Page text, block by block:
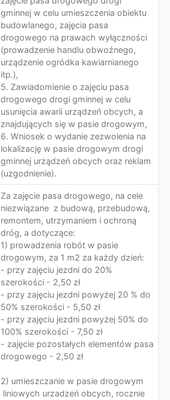
gminnej w celu umieszczenia obiektu
budowlanego, zajęcia pasa
drogowego na prawach wyłączności
(prowadzenie handlu obwoźnego,
urządzenie ogródka kawiarnianego
itp.),
5. Zawiadomienie o zajęciu pasa
drogowego drogi gminnej w celu
usunięcia awarii urządzeń obcych, a
znajdujących się w pasie drogowym,
6. Wniosek o wydanie zezwolenia na
lokalizację w pasie drogowym drogi
gminnej urządzeń obcych oraz reklam
(uzgodnienie).
Za zajęcie pasa drogowego, na cele
niezwiązane z budową, przebudową,
remontem, utrzymaniem i ochroną
dróg, a dotyczące:
1) prowadzenia robót w pasie
drogowym, za 1 m2 za każdy dzień:
- przy zajęciu jezdni do 20%
szerokości - 2,50 zł
- przy zajęciu jezdni powyżej 20 % do
50% szerokości - 5,50 zł
- przy zajęciu jezdni powyżej 50% do
100% szerokości - 7,50 zł
- zajęcie pozostałych elementów pasa
drogowego - 2,50 zł
2) umieszczanie w pasie drogowym
liniowych urzadzeń obcych, rocznie